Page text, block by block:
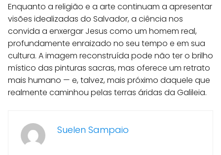
Enquanto a religião e a arte continuam a apresentar
visões idealizadas do Salvador, a ciência nos
convida a enxergar Jesus como um homem real,
profundamente enraizado no seu tempo e em sua
cultura. A imagem reconstruída pode não ter o brilho
místico das pinturas sacras, mas oferece um retrato
mais humano — e, talvez, mais próximo daquele que
realmente caminhou pelas terras áridas da Galileia.
Suelen Sampaio